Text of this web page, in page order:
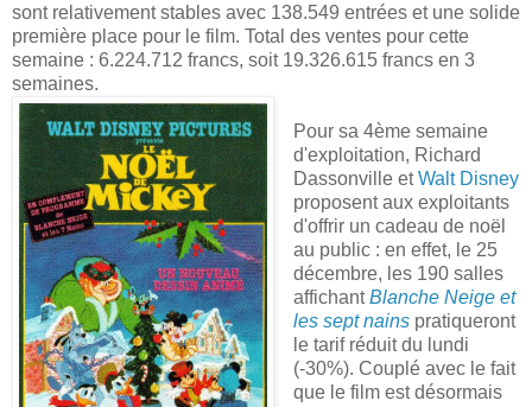
sont relativement stables avec 138.549 entrées et une solide
première place pour le film. Total des ventes pour cette
semaine : 6.224.712 francs, soit 19.326.615 francs en 3
semaines.
Pour sa 4ème semaine
d'exploitation, Richard
Dassonville etWalt Disney
proposent aux exploitants
d'offrir un cadeau de noël
au public : en effet, le 25
décembre, les 190 salles
affichantBlanche Neige et
les sept nainspratiqueront
le tarif réduit du lundi
(-30%). Couplé avec le fait
que le film est désormais